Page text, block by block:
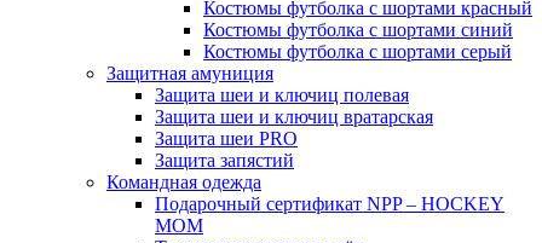
Костюмы футболка с шортами красный
Костюмы футболка с шортами синий
Костюмы футболка с шортами серый
Защитная амуниция
Защита шеи и ключиц полевая
Защита шеи и ключиц вратарская
Защита шеи PRO
Защита запястий
Командная одежда
Подарочный сертификат NPP – HOCKEY
MOM